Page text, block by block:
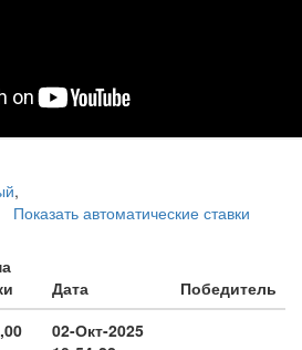
,
Показать автоматические ставки
Дата
Победитель
02-Окт-2025